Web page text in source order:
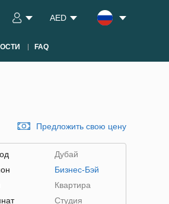
AED
FAQ
Предложить свою цену
Дубай
Бизнес-Бэй
Квартира
Студия